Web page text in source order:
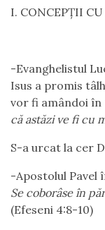
I. CONCEPȚII
-Evanghelistul
Isus a promis
vor fi amândoi în
că astăzi ve fi cu
S-a urcat la cer
-Apostolul Pavel
Se coborâse în
(Efeseni 4:8-10)